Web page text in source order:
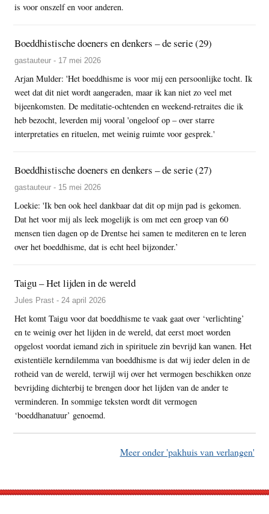
is voor onszelf en voor anderen.
Boeddhistische doeners en denkers – de serie (29)
gastauteur - 17 mei 2026
Arjan Mulder: 'Het boeddhisme is voor mij een persoonlijke tocht. Ik
weet dat dit niet wordt aangeraden, maar ik kan niet zo veel met
bijeenkomsten. De meditatie-ochtenden en weekend-retraites die ik
heb bezocht, leverden mij vooral 'ongeloof op – over starre
interpretaties en rituelen, met weinig ruimte voor gesprek.'
Boeddhistische doeners en denkers – de serie (27)
gastauteur - 15 mei 2026
Loekie: 'Ik ben ook heel dankbaar dat dit op mijn pad is gekomen.
Dat het voor mij als leek mogelijk is om met een groep van 60
mensen tien dagen op de Drentse hei samen te mediteren en te leren
over het boeddhisme, dat is echt heel bijzonder.’
Taigu – Het lijden in de wereld
Jules Prast - 24 april 2026
Het komt Taigu voor dat boeddhisme te vaak gaat over ‘verlichting’
en te weinig over het lijden in de wereld, dat eerst moet worden
opgelost voordat iemand zich in spirituele zin bevrijd kan wanen. Het
existentiële kerndilemma van boeddhisme is dat wij ieder delen in de
rotheid van de wereld, terwijl wij over het vermogen beschikken onze
bevrijding dichterbij te brengen door het lijden van de ander te
verminderen. In sommige teksten wordt dit vermogen
‘boeddhanatuur’ genoemd.
Meer onder 'pakhuis van verlangen'